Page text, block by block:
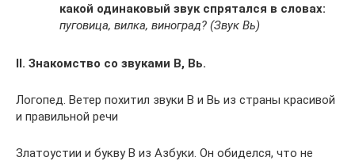
какой одинаковый звук спрятался в словах:
пуговица, вилка, виноград? (Звук Вь)
II. Знакомство со звуками В, Вь.
Логопед. Ветер похитил звуки В и Вь из страны красивой
и правильной речи
Златоустии и букву В из Азбуки. Он обиделся, что не